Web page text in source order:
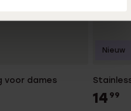
voor dames
14 99
Nieuw